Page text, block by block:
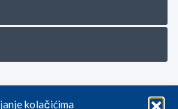
kolačićima